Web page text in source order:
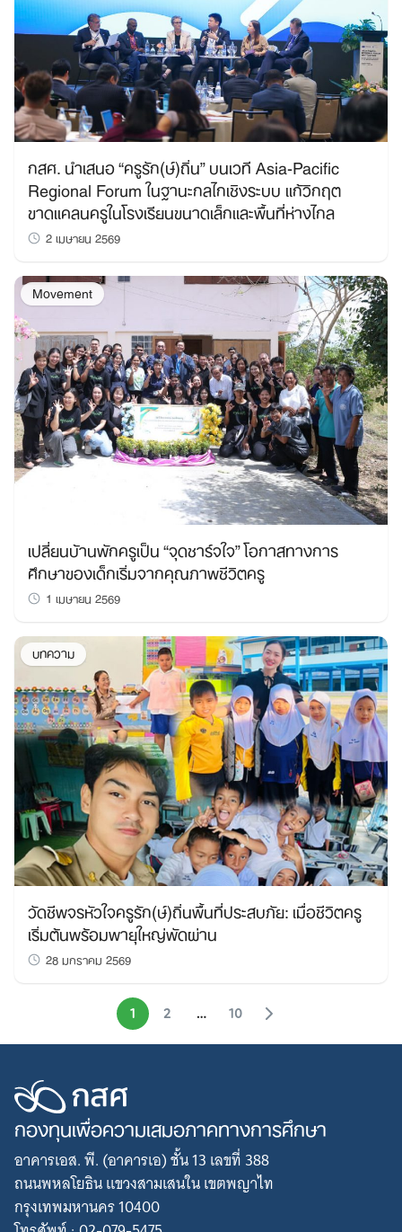
Search
for:
กสศ. นำเสนอ “ครูรัก(ษ์)ถิ่น” บนเวที Asia-Pacific
Regional Forum ในฐานะกลไกเชิงระบบ แก้วิกฤต
ขาดแคลนครูในโรงเรียนขนาดเล็กและพื้นที่ห่างไกล
2 เมษายน 2569
Movement
เปลี่ยนบ้านพักครูเป็น “จุดชาร์จใจ” โอกาสทางการ
ศึกษาของเด็กเริ่มจากคุณภาพชีวิตครู
1 เมษายน 2569
บทความ
วัดชีพจรหัวใจครูรัก(ษ์)ถิ่นพื้นที่ประสบภัย: เมื่อชีวิตครู
เริ่มต้นพร้อมพายุใหญ่พัดผ่าน
28 มกราคม 2569
1 2 … 10
กองทุนเพื่อความเสมอภาคทางการศึกษา
อาคารเอส. พี. (อาคารเอ) ชั้น 13 เลขที่ 388
ถนนพหลโยธิน แขวงสามเสนใน เขตพญาไท
กรุงเทพมหานคร 10400